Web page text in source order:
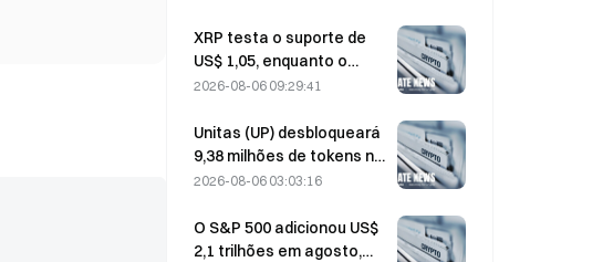
overnight; investimentos
em IA impulsionam
ganhos
XRP testa o suporte de
US$ 1,05, enquanto o
Ethereum se mantém em
baixo volume
2026-08-06 09:29:41
Unitas (UP) desbloqueará
9,38 milhões de tokens no
valor de US$ 3,18 milhões
2026-08-06 03:03:16
O S&P 500 adicionou US$
2,1 trilhões em agosto,